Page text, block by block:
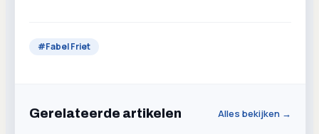
#Fabel Friet
Gerelateerde artikelen Alles bekijken →